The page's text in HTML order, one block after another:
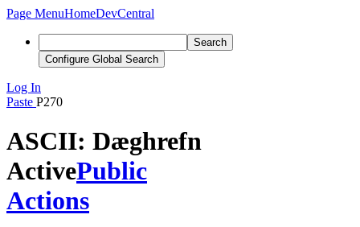
Page MenuHomeDevCentral
Search
Configure Global Search
Log In
Paste P270
ASCII: Dæghrefn
ActivePublic
Actions